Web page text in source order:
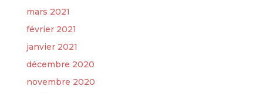
mars 2021
février 2021
janvier 2021
décembre 2020
novembre 2020